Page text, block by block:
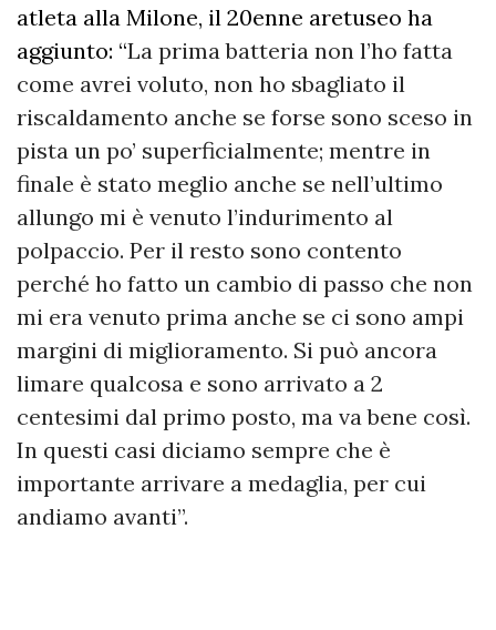
atleta alla Milone, il 20enne aretuseo ha
aggiunto: “La prima batteria non l’ho fatta
come avrei voluto, non ho sbagliato il
riscaldamento anche se forse sono sceso in
pista un po’ superficialmente; mentre in
finale è stato meglio anche se nell’ultimo
allungo mi è venuto l’indurimento al
polpaccio. Per il resto sono contento
perché ho fatto un cambio di passo che non
mi era venuto prima anche se ci sono ampi
margini di miglioramento. Si può ancora
limare qualcosa e sono arrivato a 2
centesimi dal primo posto, ma va bene così.
In questi casi diciamo sempre che è
importante arrivare a medaglia, per cui
andiamo avanti”.